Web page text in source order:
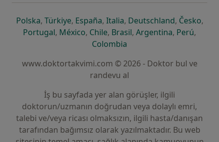
Polskayeni bir sekmede açılır
, Türkiyeyeni bir sekmede açılır
, Españayeni bir sekmede açılır
, Italiayeni bir sekmede açılır
, Deutschlandyeni bir
, Českoyeni
,
Portugalyeni bir sekmede açılır
, Méxicoyeni bir sekmede açılır
, Chileyeni bir sekmede açılır
, Brasilyeni bir sekmede açılır
, Argentinayeni bir
, Perúyeni
,
Colombia
www.doktortakvimi.com © 2026 - Doktor bul ve
randevu al
İş bu sayfada yer alan görüşler, ilgili
doktorun/uzmanın doğrudan veya dolaylı emri,
talebi ve/veya ricası olmaksızın, ilgili hasta/danışan
tarafından bağımsız olarak yazılmaktadır. Bu web